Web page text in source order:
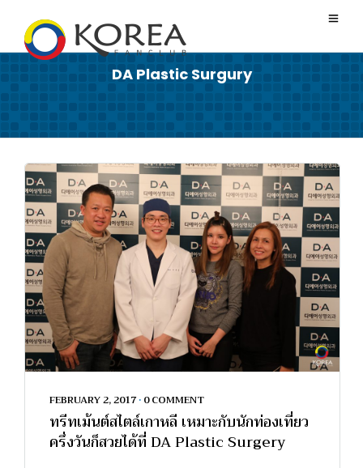
DA Plastic Surgury
FEBRUARY 2, 2017 • 0 COMMENT
ทรีทเม้นต์สไตล์เกาหลี เหมาะกับนักท่องเที่ยว
ครึ่งวันก็สวยได้ที่ DA Plastic Surgery